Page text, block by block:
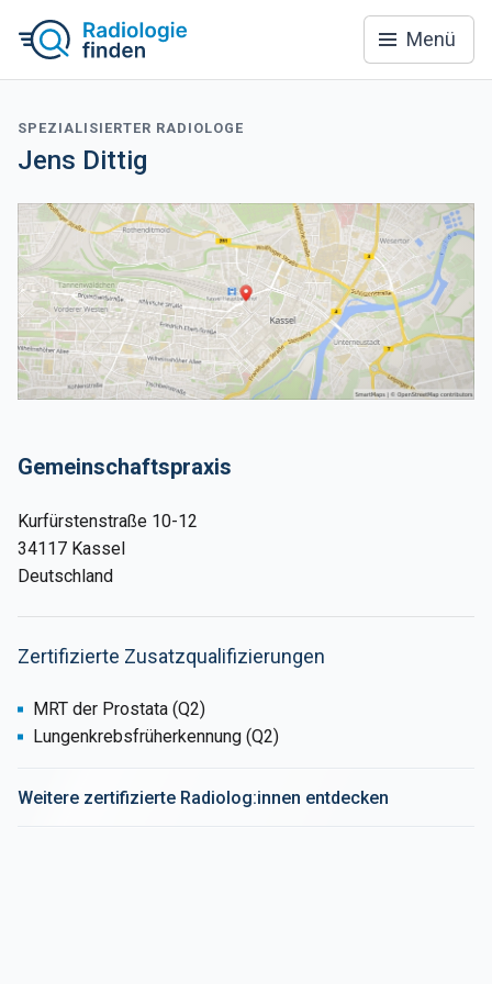
Menü
SPEZIALISIERTER RADIOLOGE
Jens Dittig
Gemeinschaftspraxis
Kurfürstenstraße 10-12
34117 Kassel
Deutschland
Zertifizierte Zusatzqualifizierungen
MRT der Prostata (Q2)
Lungenkrebsfrüherkennung (Q2)
Weitere zertifizierte Radiolog:innen entdecken